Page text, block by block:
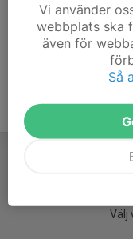
Välj
Vi använder
webbplats ska
även för
Så